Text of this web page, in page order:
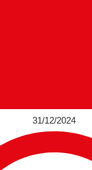
31/12/2024